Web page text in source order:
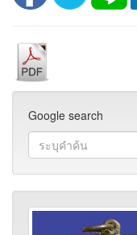
Google search